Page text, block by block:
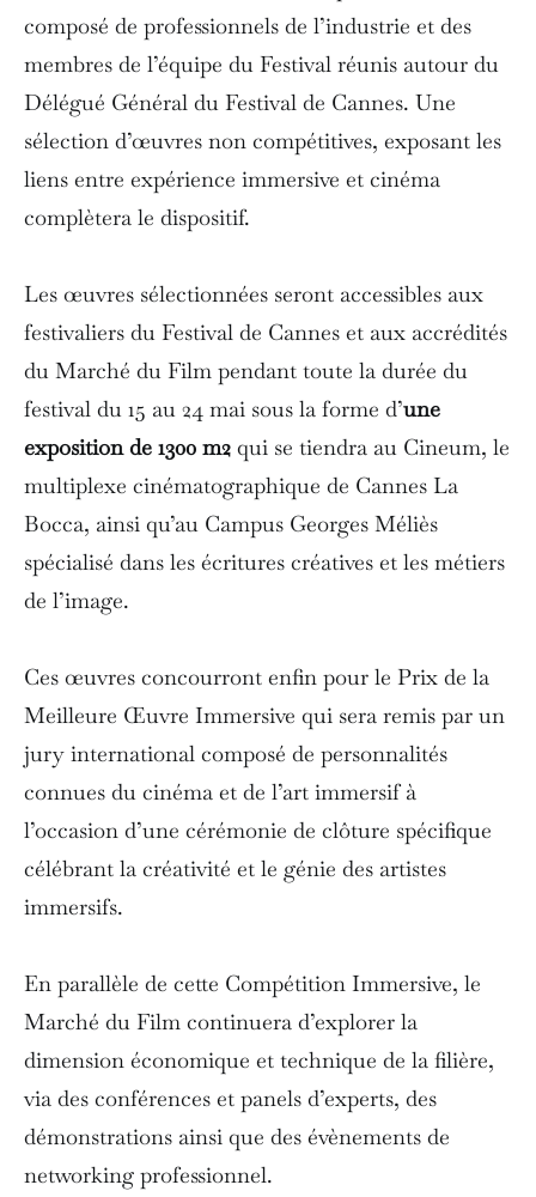
composé de professionnels de l’industrie et des
membres de l’équipe du Festival réunis autour du
Délégué Général du Festival de Cannes. Une
sélection d’œuvres non compétitives, exposant les
liens entre expérience immersive et cinéma
complètera le dispositif.
Les œuvres sélectionnées seront accessibles aux
festivaliers du Festival de Cannes et aux accrédités
du Marché du Film pendant toute la durée du
festival du 15 au 24 mai sous la forme d’une
exposition de 1300 m2 qui se tiendra au Cineum, le
multiplexe cinématographique de Cannes La
Bocca, ainsi qu’au Campus Georges Méliès
spécialisé dans les écritures créatives et les métiers
de l’image.
Ces œuvres concourront enfin pour le Prix de la
Meilleure Œuvre Immersive qui sera remis par un
jury international composé de personnalités
connues du cinéma et de l’art immersif à
l’occasion d’une cérémonie de clôture spécifique
célébrant la créativité et le génie des artistes
immersifs.
En parallèle de cette Compétition Immersive, le
Marché du Film continuera d’explorer la
dimension économique et technique de la filière,
via des conférences et panels d’experts, des
démonstrations ainsi que des évènements de
networking professionnel.